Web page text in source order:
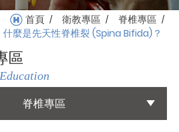
首頁 / 衛教專區 / 脊椎專區 /
什麼是先天性脊椎裂 (Spina Bifida)？
區
脊椎專區